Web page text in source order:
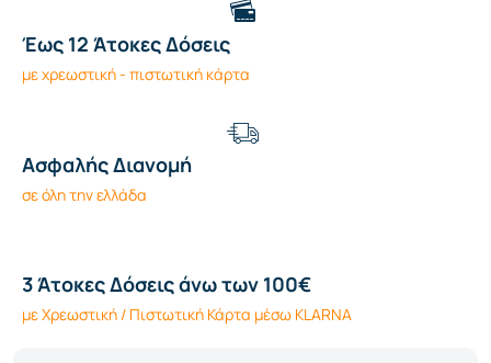
Έως 12 Άτοκες Δόσεις
με χρεωστική - πιστωτική κάρτα
Ασφαλής Διανομή
σε όλη την ελλάδα
3 Άτοκες Δόσεις άνω των 100€
με Χρεωστική / Πιστωτική Κάρτα μέσω KLARNA